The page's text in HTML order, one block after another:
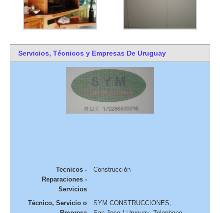
Servicios, Técnicos y Empresas De Uruguay
Tecnicos -
Reparaciones -
Servicios
Construcción
Técnico, Servicio o
SYM CONSTRUCCIONES,